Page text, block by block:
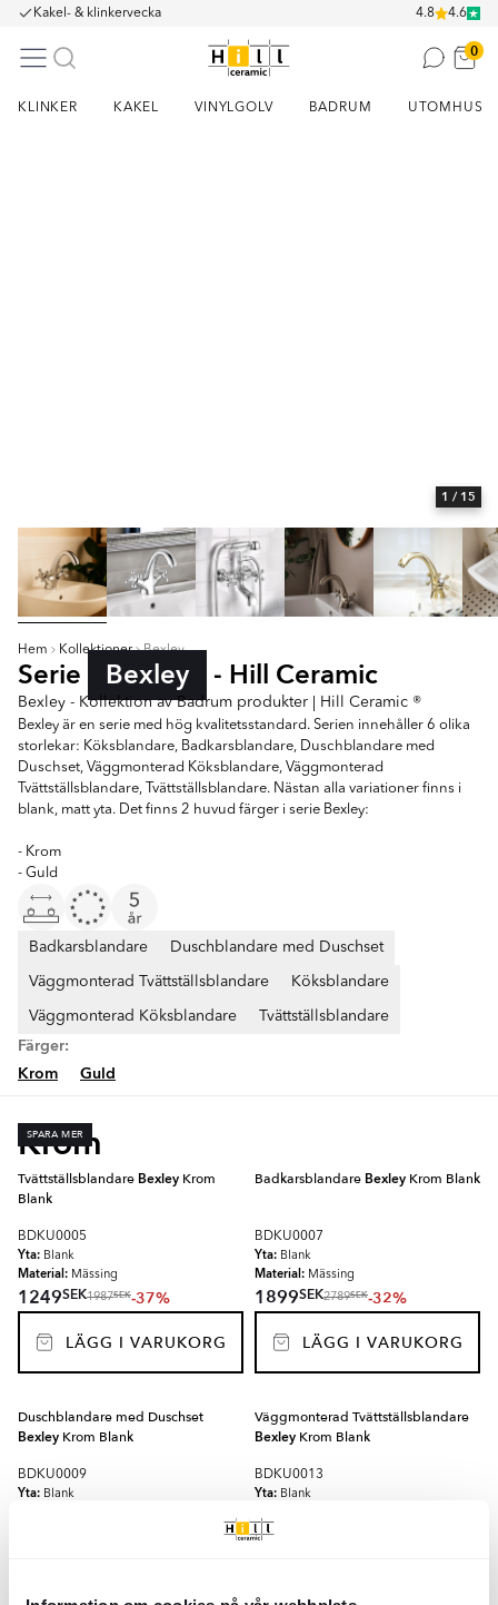
Kakel- & klinkervecka 4.8 4.6
0
KLINKER KAKEL VINYLGOLV BADRUM UTOMHUS
Hem Kollektioner Bexley
Serie Bexley - Hill Ceramic
Bexley - Kollektion av Badrum produkter | Hill Ceramic ®
Bexley är en serie med hög kvalitetsstandard. Serien innehåller 6 olika
storlekar: Köksblandare, Badkarsblandare, Duschblandare med
Duschset, Väggmonterad Köksblandare, Väggmonterad
Tvättställsblandare, Tvättställsblandare. Nästan alla variationer finns i
blank, matt yta. Det finns 2 huvud färger i serie Bexley:
- Krom
- Guld
Badkarsblandare Duschblandare med Duschset
Väggmonterad Tvättställsblandare Köksblandare
Väggmonterad Köksblandare Tvättställsblandare
Färger:
Krom
Guld
1 / 15
Krom
SPARA MER
Tvättställsblandare Bexley Krom
Blank
BDKU0005
Yta: Blank
Material: Mässing
1249SEK1987SEK-37%
LÄGG I VARUKORG
Badkarsblandare Bexley Krom Blank
BDKU0007
Yta: Blank
Material: Mässing
1899SEK2789SEK-32%
LÄGG I VARUKORG
Duschblandare med Duschset
Bexley Krom Blank
BDKU0009
Yta: Blank
Väggmonterad Tvättställsblandare
Bexley Krom Blank
BDKU0013
Yta: Blank
809